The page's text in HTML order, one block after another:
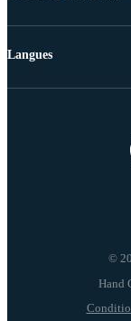
©
Langues